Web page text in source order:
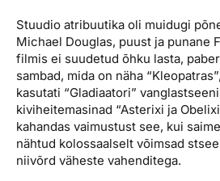
Stuudio atribuutika oli muidugi
Michael Douglas, puust ja punane
filmis ei suudetud õhku lasta,
sambad, mida on näha
kasutati “Gladiaatori”
kiviheitemasinad “Asterixi ja
kahandas vaimustust see, kui
nähtud kolossaalselt võimsad
niivõrd väheste vahenditega.